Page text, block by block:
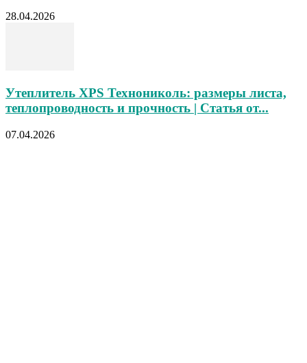
28.04.2026
Утеплитель XPS Технониколь: размеры листа,
теплопроводность и прочность | Статья от...
07.04.2026